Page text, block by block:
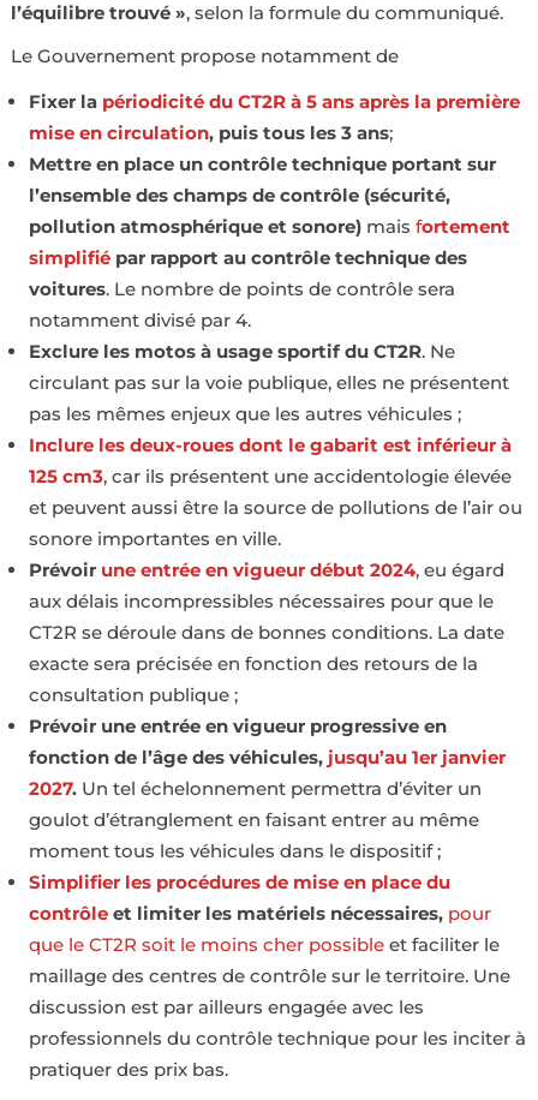
l’équilibre trouvé », selon la formule du communiqué.
Le Gouvernement propose notamment de
Fixer la périodicité du CT2R à 5 ans après la première
mise en circulation, puis tous les 3 ans;
Mettre en place un contrôle technique portant sur
l’ensemble des champs de contrôle (sécurité,
pollution atmosphérique et sonore) mais fortement
simplifiépar rapport au contrôle technique des
voitures. Le nombre de points de contrôle sera
notamment divisé par 4.
Exclure les motos à usage sportif du CT2R. Ne
circulant pas sur la voie publique, elles ne présentent
pas les mêmes enjeux que les autres véhicules ;
Inclure les deux-roues dont le gabarit est inférieur à
125 cm3, car ils présentent une accidentologie élevée
et peuvent aussi être la source de pollutions de l’air ou
sonore importantes en ville.
Prévoir une entrée en vigueur début 2024, eu égard
aux délais incompressibles nécessaires pour que le
CT2R se déroule dans de bonnes conditions. La date
exacte sera précisée en fonction des retours de la
consultation publique ;
Prévoir une entrée en vigueur progressive en
fonction de l’âge des véhicules, jusqu’au 1er janvier
2027.Un tel échelonnement permettra d’éviter un
goulot d’étranglement en faisant entrer au même
moment tous les véhicules dans le dispositif ;
Simplifier les procédures de mise en place du
contrôleet limiter les matériels nécessaires, pour
que le CT2R soit le moins cher possibleet faciliter le
maillage des centres de contrôle sur le territoire. Une
discussion est par ailleurs engagée avec les
professionnels du contrôle technique pour les inciter à
pratiquer des prix bas.